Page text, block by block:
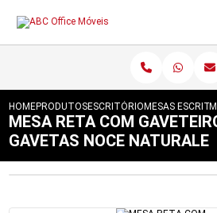
HOMEPRODUTOSESCRITÓRIO MESAS
MESA RETA COM
GAVETAS NOCE NATURALE